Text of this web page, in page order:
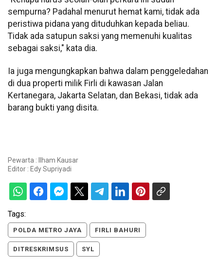
sempurna? Padahal menurut hemat kami, tidak ada
peristiwa pidana yang dituduhkan kepada beliau.
Tidak ada satupun saksi yang memenuhi kualitas
sebagai saksi," kata dia.
Ia juga mengungkapkan bahwa dalam penggeledahan
di dua properti milik Firli di kawasan Jalan
Kertanegara, Jakarta Selatan, dan Bekasi, tidak ada
barang bukti yang disita.
Pewarta : Ilham Kausar
Editor : Edy Supriyadi
Tags:
POLDA METRO JAYA FIRLI BAHURI
DITRESKRIMSUS SYL